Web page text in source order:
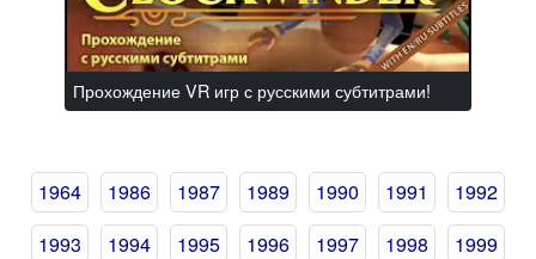
Прохождение VR игр с русскими субтитрами!
1964 1986 1987 1989 1990 1991
1992
1993
1994 1995 1996 1997 1998
1999